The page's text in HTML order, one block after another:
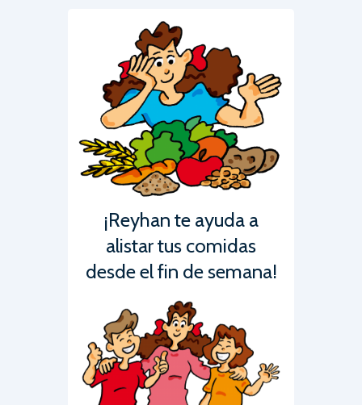
¡Reyhan te ayuda a
alistar tus comidas
desde el fin de semana!